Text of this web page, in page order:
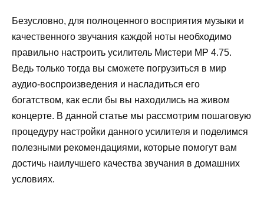
Безусловно, для полноценного восприятия музыки и
качественного звучания каждой ноты необходимо
правильно настроить усилитель Мистери МР 4.75.
Ведь только тогда вы сможете погрузиться в мир
аудио-воспроизведения и насладиться его
богатством, как если бы вы находились на живом
концерте. В данной статье мы рассмотрим пошаговую
процедуру настройки данного усилителя и поделимся
полезными рекомендациями, которые помогут вам
достичь наилучшего качества звучания в домашних
условиях.